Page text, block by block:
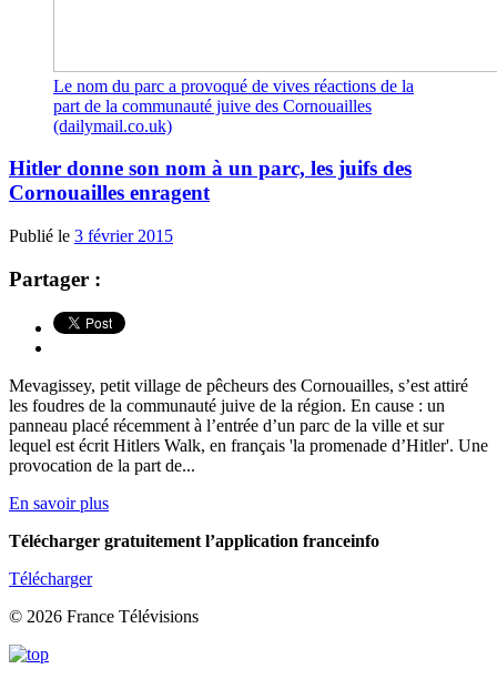
Le nom du parc a provoqué de vives réactions de la
part de la communauté juive des Cornouailles
(dailymail.co.uk)
Hitler donne son nom à un parc, les juifs des
Cornouailles enragent
Publié le 3 février 2015
Partager :
Mevagissey, petit village de pêcheurs des Cornouailles, s’est attiré
les foudres de la communauté juive de la région. En cause : un
panneau placé récemment à l’entrée d’un parc de la ville et sur
lequel est écrit Hitlers Walk, en français 'la promenade d’Hitler'. Une
provocation de la part de...
En savoir plus
Télécharger gratuitement l’application franceinfo
Télécharger
© 2026 France Télévisions